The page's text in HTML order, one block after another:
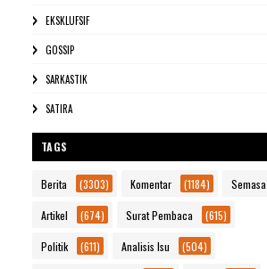
EKSKLUFSIF
GOSSIP
SARKASTIK
SATIRA
TAGS
Berita (3303) Komentar (1184) Semasa
Artikel (674) Surat Pembaca (615)
Politik (611) Analisis Isu (504)